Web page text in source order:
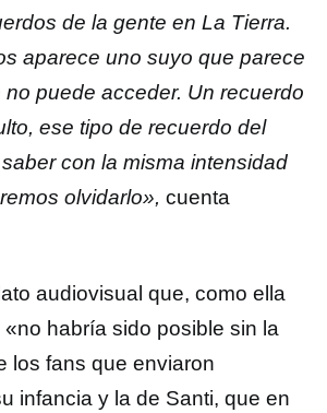
de la gente en La Tierra.
aparece uno suyo que parece
puede acceder. Un recuerdo
ese tipo de recuerdo del
con la misma intensidad
olvidarlo», cuenta
audiovisual que, como ella
habría sido posible sin la
los fans que enviaron
infancia y la de Santi, que en